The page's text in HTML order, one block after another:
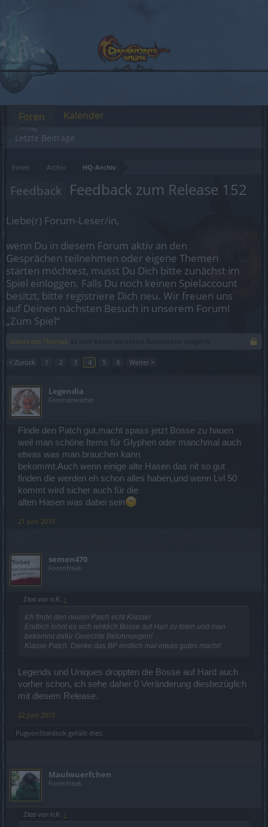
Foren Archiv HQ-Archiv
Feedback Feedback zum Release 152
Liebe(r) Forum-Leser/in,
wenn Du in diesem Forum aktiv an den
Gesprächen teilnehmen oder eigene Themen
starten möchtest, musst Du Dich bitte zunächst im
Spiel einloggen. Falls Du noch keinen Spielaccount
besitzt, bitte registriere Dich neu. Wir freuen uns
auf Deinen nächsten Besuch in unserem Forum!
„Zum Spiel“
Status des Themas:
< Zurück 1 2 3 4 5 6 Weiter >
Legendia
Forenanwärter
Finde den Patch gut,macht spass jetzt Bosse zu hauen
weil man schöne Items für Glyphen oder manchmal auch
etwas was man brauchen kann
bekommt.Auch wenn einige alte Hasen das nit so gut
finden die werden eh schon alles haben,und wenn Lvl 50
kommt wird sicher auch für die
alten Hasen was dabei sein
21 Juni 2015
semen470
Forenfreak
Zitat von IcK: ↑
Ich finde den neuen Patch echt Klasse!
Endlich lohnt es sich wirklich Bosse auf Hart zu töten und man
bekommt dafür Gerechte Belohnungen!
Klasse Patch. Danke das BP endlich mal etwas gutes macht!
Legends und Uniques droppten die Bosse auf Hard auch
vorher schon, ich sehe daher 0 Veränderung diesbezüglich
mit diesem Release.
22 Juni 2015
PugvonStardock gefällt dies.
Maulwuerfchen
Forenfreak
Zitat von IcK: ↑
Foren
Letzte Beiträge
Kalender